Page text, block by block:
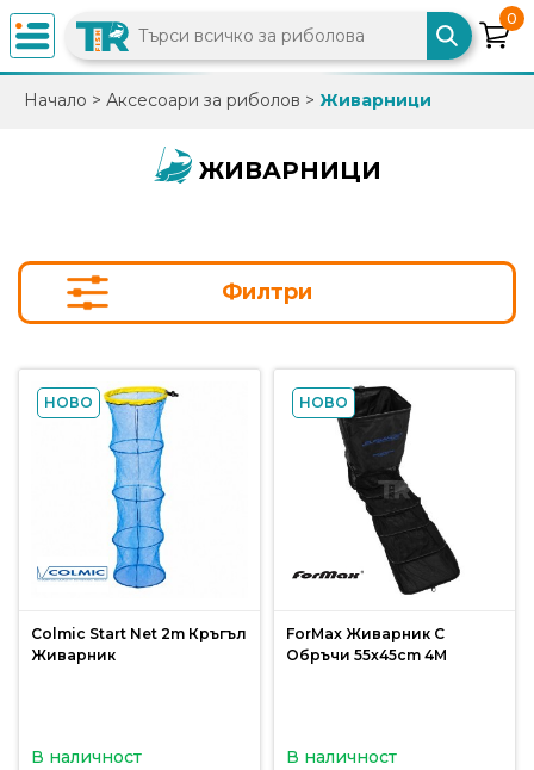
×
info@trfish.com
Регистрация
Промоции
продукти
Захранки
и
Макари
0
Начало > Аксесоари за риболов > Живарници
ЖИВАРНИЦИ
Филтри
НОВО
Colmic Start Net 2m Кръгъл
Живарник
В наличност
НОВО
ForMax Живарник С
Обръчи 55x45cm 4M
В наличност